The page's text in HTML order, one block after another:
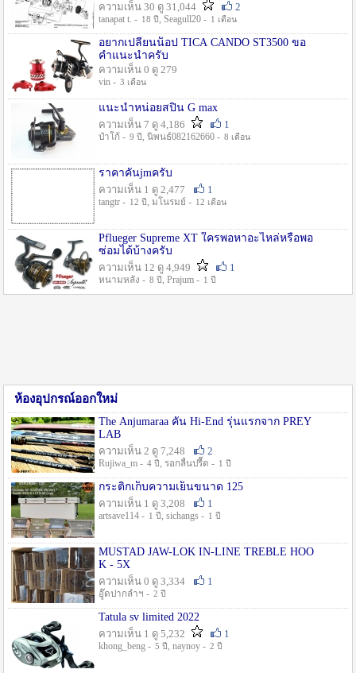
ความเห็น 30 ดู 31,044
2
tanapat t. - 18 ปี , Seagull20 - 1 เดือน
อยากเปลี่ยนน็อป TICA CANDO ST3500 ขอ
คำแนะนำครับ
ความเห็น 0 ดู 279
vin - 3 เดือน
แนะนำหน่อยสปิน G max
ความเห็น 7 ดู 4,186
1
ป๋าโก้ - 9 ปี , นิพนธ์082162660 - 8 เดือน
ราคาคันjmครับ
ความเห็น 1 ดู 2,477
1
tangtr - 12 ปี , มโนรมย์ - 12 เดือน
Pflueger Supreme XT ใครพอหาอะไหล่หรือพอ
ซ่อมได้บ้างครับ
ความเห็น 12 ดู 4,949
1
หนามหลัง - 8 ปี , Prajum - 1 ปี
ห้องอุปกรณ์ออกใหม่
The Anjumaraa คัน Hi-End รุ่นแรกจาก PREY
LAB
ความเห็น 2 ดู 7,248
2
Rujiwa_m - 4 ปี , รอกลื่นปรื๊ด - 1 ปี
กระติกเก็บความเย็นขนาด 125
ความเห็น 1 ดู 3,208
1
artsave114 - 1 ปี , sichangs - 1 ปี
MUSTAD JAW-LOK IN-LINE TREBLE HOO
K - 5X
ความเห็น 0 ดู 3,334
1
อู๊ดปากลำฯ - 2 ปี
Tatula sv limited 2022
ความเห็น 1 ดู 5,232
1
khong_beng - 5 ปี , naynoy - 2 ปี